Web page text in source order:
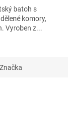
batoh s
komory,
Vyroben z...
Značka